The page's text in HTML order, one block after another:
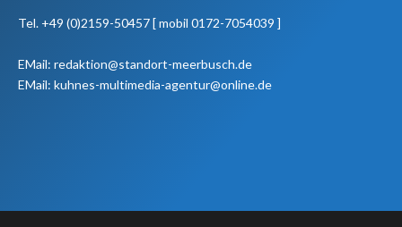
Tel. +49 (0)2159-50457 [ mobil 0172-7054039 ]
EMail: redaktion@standort-meerbusch.de
EMail: kuhnes-multimedia-agentur@online.de